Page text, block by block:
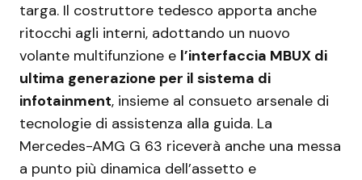
targa. Il costruttore tedesco apporta anche
ritocchi agli interni, adottando un nuovo
volante multifunzione e l’interfaccia MBUX di
ultima generazione per il sistema di
infotainment, insieme al consueto arsenale di
tecnologie di assistenza alla guida. La
Mercedes-AMG G 63 riceverà anche una messa
a punto più dinamica dell’assetto e